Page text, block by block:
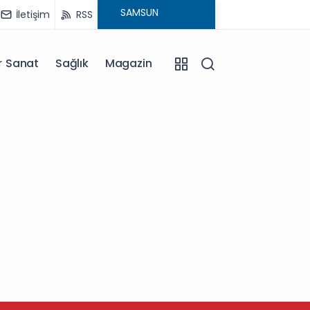
İletişim RSS
Sanat Sağlık Magazin